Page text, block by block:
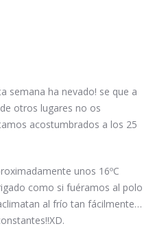
semana ha nevado! se que a
otros lugares no os
acostumbrados a los 25
unos 16ºC
como si fuéramos al polo
al frío tan fácilmente…